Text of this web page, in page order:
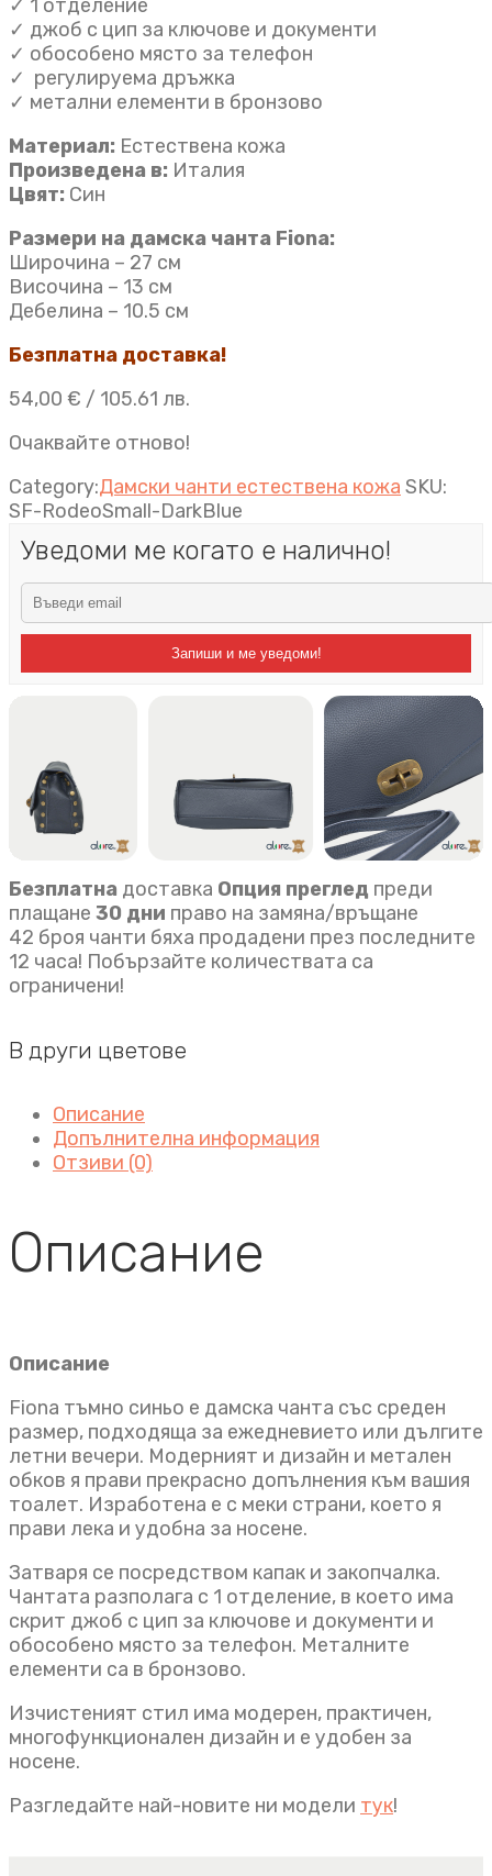
✓ 1 отделение
✓ джоб с цип за ключове и документи
✓ обособено място за телефон
✓ регулируема дръжка
✓ метални елементи в бронзово
Материал: Естествена кожа
Произведена в: Италия
Цвят: Син
Размери на дамска чанта Fiona:
Широчина – 27 см
Височина – 13 см
Дебелина – 10.5 см
Безплатна доставка!
54,00 € / 105.61 лв.
Очаквайте отново!
Category:Дамски чанти естествена кожа SKU:
SF-RodeoSmall-DarkBlue
Уведоми ме когато е налично!
Запиши и ме уведоми!
Безплатна доставка Опция преглед преди
плащане 30 дни право на замяна/връщане
42 броя чанти бяха продадени през последните
12 часа! Побързайте количествата са
ограничени!
В други цветове
Описание
Допълнителна информация
Отзиви (0)
Описание
Описание
Fiona тъмно синьо е дамска чанта със среден
размер, подходяща за ежедневието или дългите
летни вечери. Модерният и дизайн и метален
обков я прави прекрасно допълнения към вашия
тоалет. Изработена е с меки страни, което я
прави лека и удобна за носене.
Затваря се посредством капак и закопчалка.
Чантата разполага с 1 отделение, в което има
скрит джоб с цип за ключове и документи и
обособено място за телефон. Металните
елементи са в бронзово.
Изчистеният стил има модерен, практичен,
многофункционален дизайн и е удобен за
носене.
Разгледайте най-новите ни модели тук!